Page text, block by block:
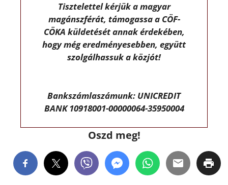
Tisztelettel kérjük a magyar
magánszférát, támogassa a CÖF-
CÖKA küldetését annak érdekében,
hogy még eredményesebben, együtt
szolgálhassuk a közjót!
Bankszámlaszámunk: UNICREDIT
BANK 10918001-00000064-35950004
Oszd meg!